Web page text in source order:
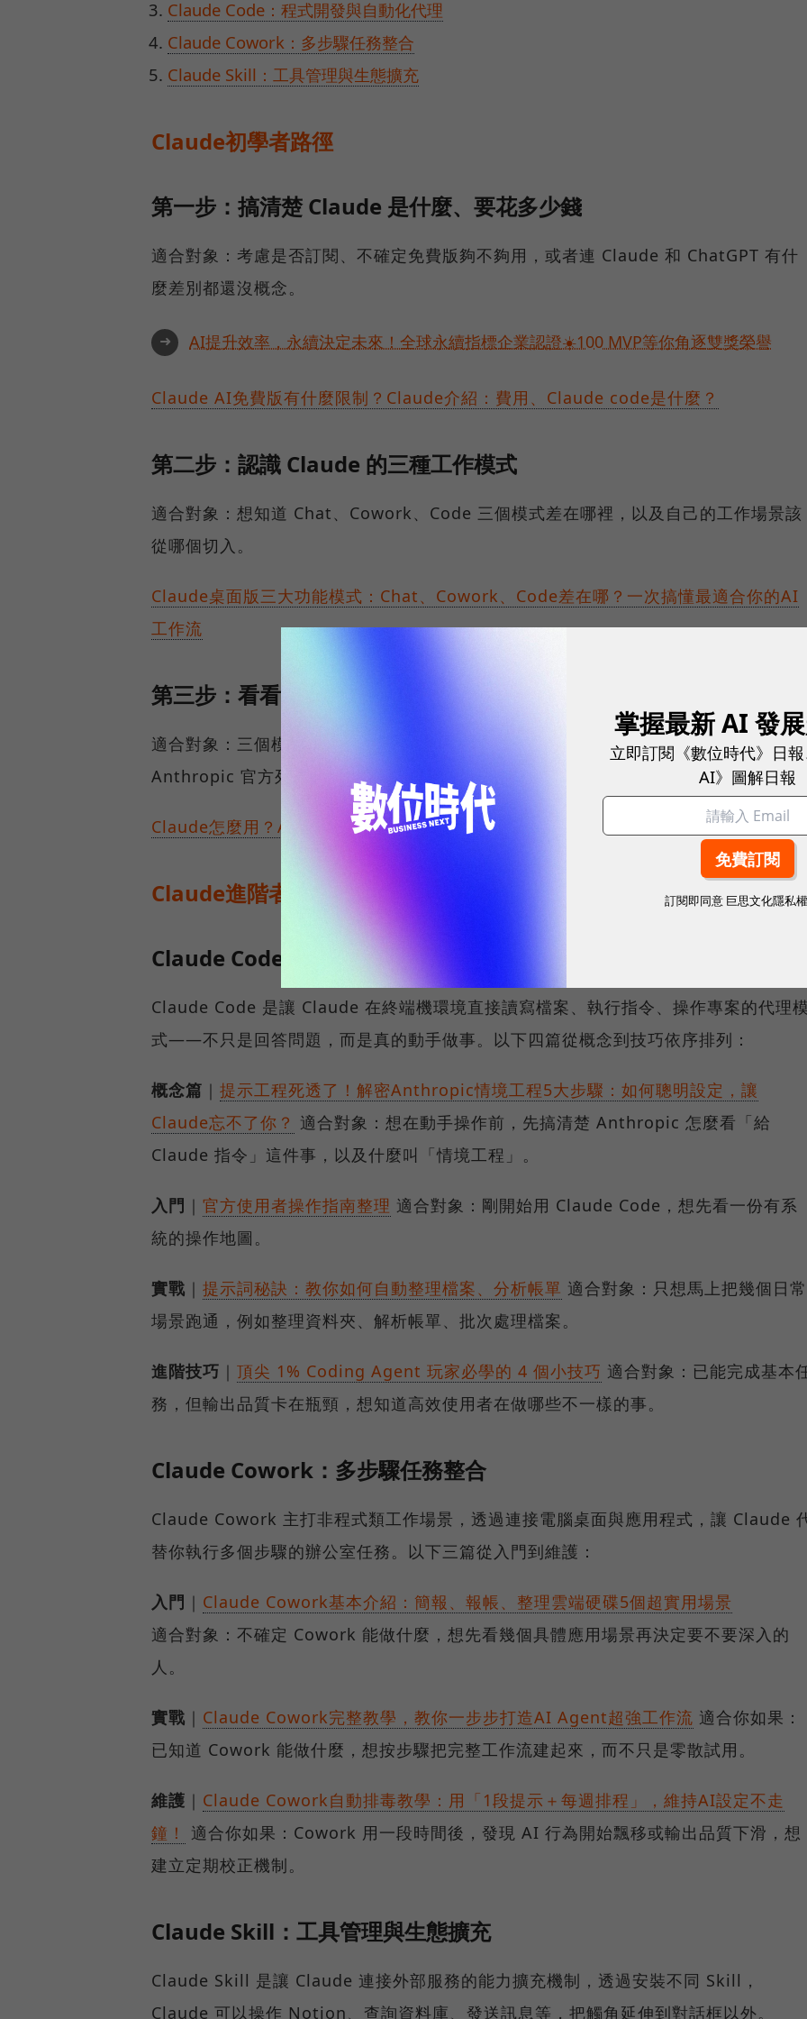
Claude Code：程式開發與自動化代理
Claude Cowork：多步驟任務整合
Claude Skill：工具管理與生態擴充
Claude初學者路徑
第一步：搞清楚 Claude 是什麼、要花多少錢
適合對象：考慮是否訂閱、不確定免費版夠不夠用，或者連 Claude 和 ChatGPT 有什
麼差別都還沒概念。
➜ AI提升效率，永續決定未來！全球永續指標企業認證☀️100 MVP等你角逐雙獎榮譽
Claude AI免費版有什麼限制？Claude介紹：費用、Claude code是什麼？
第二步：認識 Claude 的三種工作模式
適合對象：想知道 Chat、Cowork、Code 三個模式差在哪裡，以及自己的工作場景該
從哪個切入。
Claude桌面版三大功能模式：Chat、Cowork、Code差在哪？一次搞懂最適合你的AI
工作流
第三步：看看 Claude 能幫你做哪些事
適合對象：三個模式已經搞懂，但還不確定自己的工作場景能怎麼套用。這篇整理了
Anthropic 官方列出的 85 個使用情境，橫跨 12 類職場場景，附提示詞範例。
Claude怎麼用？Anthropic官方整理85個使用情境，橫跨12類職場場景，附提示詞範例
Claude進階者路徑
Claude Code：程式開發與自動化代理
Claude Code 是讓 Claude 在終端機環境直接讀寫檔案、執行指令、操作專案的代理模
式——不只是回答問題，而是真的動手做事。以下四篇從概念到技巧依序排列：
概念篇 ｜ 提示工程死透了！解密Anthropic情境工程5大步驟：如何聰明設定，讓
Claude忘不了你？ 適合對象：想在動手操作前，先搞清楚 Anthropic 怎麼看「給
Claude 指令」這件事，以及什麼叫「情境工程」。
入門 ｜ 官方使用者操作指南整理 適合對象：剛開始用 Claude Code，想先看一份有系
統的操作地圖。
實戰 ｜ 提示詞秘訣：教你如何自動整理檔案、分析帳單 適合對象：只想馬上把幾個日常
場景跑通，例如整理資料夾、解析帳單、批次處理檔案。
進階技巧 ｜ 頂尖 1% Coding Agent 玩家必學的 4 個小技巧 適合對象：已能完成基本
務，但輸出品質卡在瓶頸，想知道高效使用者在做哪些不一樣的事。
Claude Cowork：多步驟任務整合
Claude Cowork 主打非程式類工作場景，透過連接電腦桌面與應用程式，讓 Claude
替你執行多個步驟的辦公室任務。以下三篇從入門到維護：
入門 ｜ Claude Cowork基本介紹：簡報、報帳、整理雲端硬碟5個超實用場景
適合對象：不確定 Cowork 能做什麼，想先看幾個具體應用場景再決定要不要深入的
人。
實戰 ｜ Claude Cowork完整教學，教你一步步打造AI Agent超強工作流 適合你如果：
已知道 Cowork 能做什麼，想按步驟把完整工作流建起來，而不只是零散試用。
維護 ｜ Claude Cowork自動排毒教學：用「1段提示＋每週排程」，維持AI設定不走
鐘！
適合你如果：Cowork 用一段時間後，發現 AI 行為開始飄移或輸出品質下滑，想
建立定期校正機制。
Claude Skill：工具管理與生態擴充
Claude Skill 是讓 Claude 連接外部服務的能力擴充機制，透過安裝不同 Skill，
Claude 可以操作 Notion、查詢資料庫、發送訊息等，把觸角延伸到對話框以外。
掌握最新 AI 發展
立即訂閱《數位時代》日
AI》圖解日報
訂閱即同意 巨思文化隱私